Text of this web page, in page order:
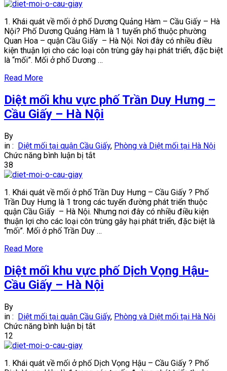
vực
phố
Dương
Quảng
Hàm
–
Hà
Nội
1. Khái quát về mối ở phố Dương Quảng Hàm – Cầu Giấy – Hà
Nội? Phố Dương Quảng Hàm là 1 tuyến phố thuộc phường
Quan Hoa – quận Cầu Giấy – Hà Nội. Nơi đây có nhiều điều
kiện thuận lợi cho các loại côn trùng gây hại phát triển, đặc biệt
là “mối”. Mối ở phố Dương …
Read More
Diệt mối khu vực phố Trần Duy Hưng –
Cầu Giấy – Hà Nội
By
in : Diệt mối tại quận Cầu Giấy, Phòng và Diệt mối tại Hà Nội
Chức năng bình luận bị tắtở
vực
phố
Trần
Duy
Hưng
–
Hà
Nội
38
1. Khái quát về mối ở phố Trần Duy Hưng – Cầu Giấy ? Phố
Trần Duy Hưng là 1 trong các tuyến đường phát triển thuộc
quận Cầu Giấy – Hà Nội. Nhưng nơi đây có nhiều điều kiện
thuận lợi cho các loại côn trùng gây hại phát triển, đặc biệt là
“mối”. Mối ở phố Trần Duy …
Read More
Diệt mối khu vực phố Dịch Vọng Hậu-
Cầu Giấy – Hà Nội
By
in : Diệt mối tại quận Cầu Giấy, Phòng và Diệt mối tại Hà Nội
Chức năng bình luận bị tắtở
vực
12
1. Khái quát về mối ở phố Dịch Vọng Hậu – Cầu Giấy ? Phố